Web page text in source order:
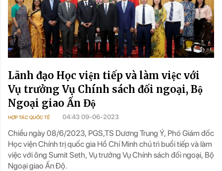
Lãnh đạo Học viện tiếp và làm việc với
Vụ trưởng Vụ Chính sách đối ngoại, Bộ
Ngoại giao Ấn Độ
HỢP TÁC QUỐC TẾ 04:43 09-06-2023
Chiều ngày 08/6/2023, PGS,TS Dương Trung Ý, Phó Giám đốc
Học viện Chính trị quốc gia Hồ Chí Minh chủ trì buổi tiếp và làm
việc với ông Sumit Seth, Vụ trưởng Vụ Chính sách đối ngoại, Bộ
Ngoại giao Ấn Độ.